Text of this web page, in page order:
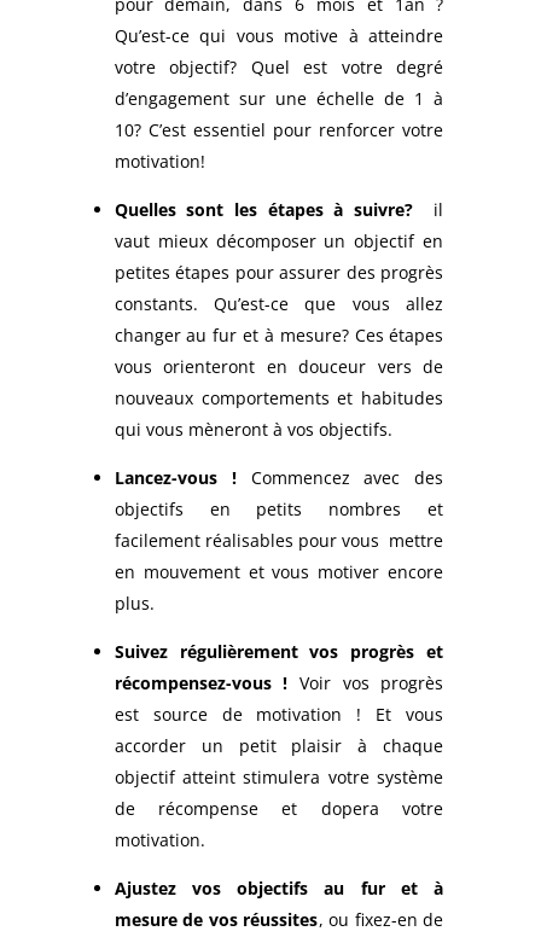
Qu’est-ce qui vous motive à atteindre
votre objectif? Quel est votre degré
d’engagement sur une échelle de 1 à
10? C’est essentiel pour renforcer votre
motivation!
Quelles sont les étapes à suivre? il
vaut mieux décomposer un objectif en
petites étapes pour assurer des progrès
constants. Qu’est-ce que vous allez
changer au fur et à mesure? Ces étapes
vous orienteront en douceur vers de
nouveaux comportements et habitudes
qui vous mèneront à vos objectifs.
Lancez-vous !
Commencez avec des
objectifs en petits nombres et
facilement réalisables pour vous mettre
en mouvement et vous motiver encore
plus.
Suivez régulièrement vos progrès et
récompensez-vous ! Voir vos progrès
est source de motivation ! Et vous
accorder un petit plaisir à chaque
objectif atteint stimulera votre système
de récompense et dopera votre
motivation.
Ajustez vos objectifs au fur et à
mesure de vos réussites, ou fixez-en de